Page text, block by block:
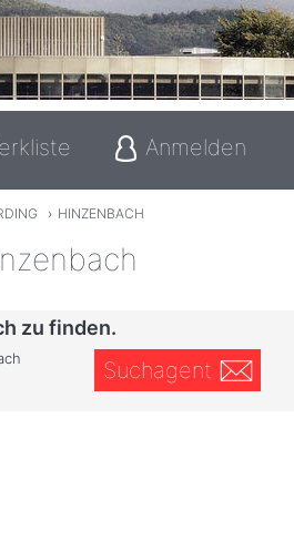
Anmelden
› HINZENBACH
zu finden.
Suchagent